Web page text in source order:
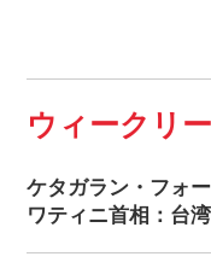
ウィークリ
ケタガラン・フォ
ワティニ首相：台